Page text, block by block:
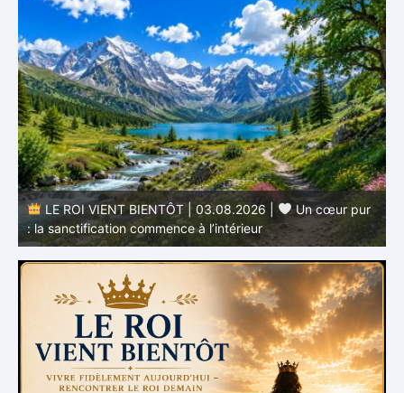
LE ROI VIENT BIENTÔT | 02.08.2026 |
Devenir
semblable au Christ : Une transformation de l’intérieur